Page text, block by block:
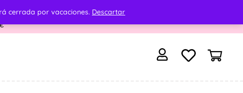
cerrada por vacaciones. Descartar